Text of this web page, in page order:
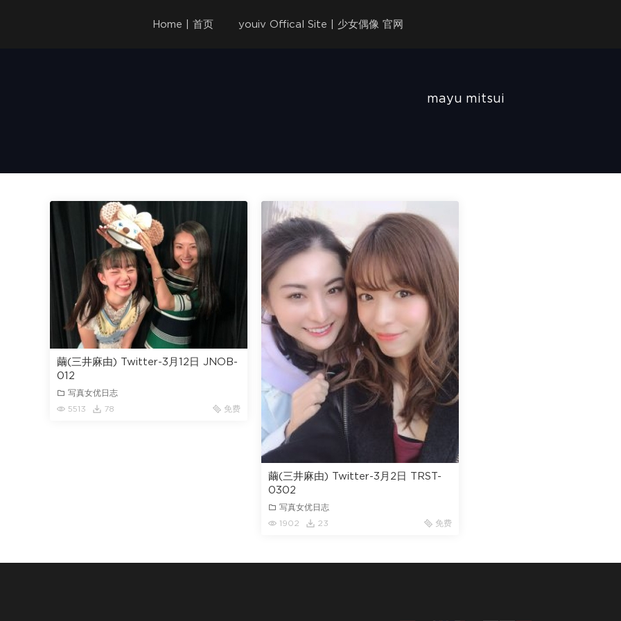
Home | 首页 youiv Offical Site | 少女偶像 官网
mayu mitsui
繭(三井麻由) Twitter-3月12日 JNOB-
012
写真女优日志
5513
78 免费
繭(三井麻由) Twitter-3月2日 TRST-
0302
写真女优日志
1902
23 免费